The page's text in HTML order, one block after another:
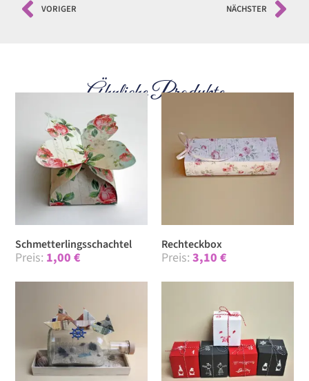
VORIGER NÄCHSTER
Ähnliche Produkte
Schmet­terlings­schachtel
1,00€
Recht­eckbox
3,10 €